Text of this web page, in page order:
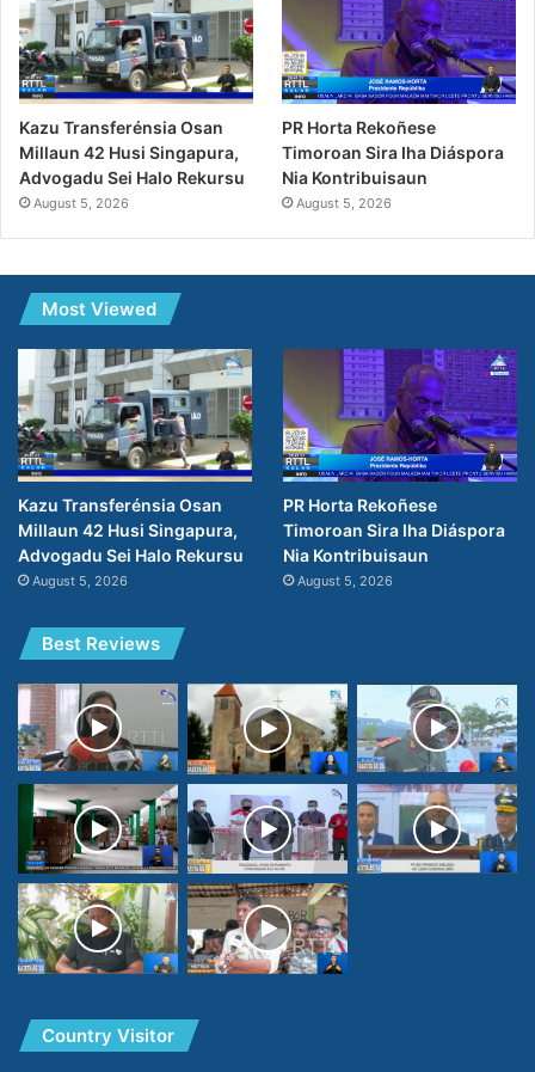
Kazu Transferénsia Osan
Millaun 42 Husi Singapura,
Advogadu Sei Halo Rekursu
August 5, 2026
PR Horta Rekoñese
Timoroan Sira Iha Diáspora
Nia Kontribuisaun
August 5, 2026
Most Viewed
Kazu Transferénsia Osan
Millaun 42 Husi Singapura,
Advogadu Sei Halo Rekursu
August 5, 2026
PR Horta Rekoñese
Timoroan Sira Iha Diáspora
Nia Kontribuisaun
August 5, 2026
Best Reviews
Country Visitor